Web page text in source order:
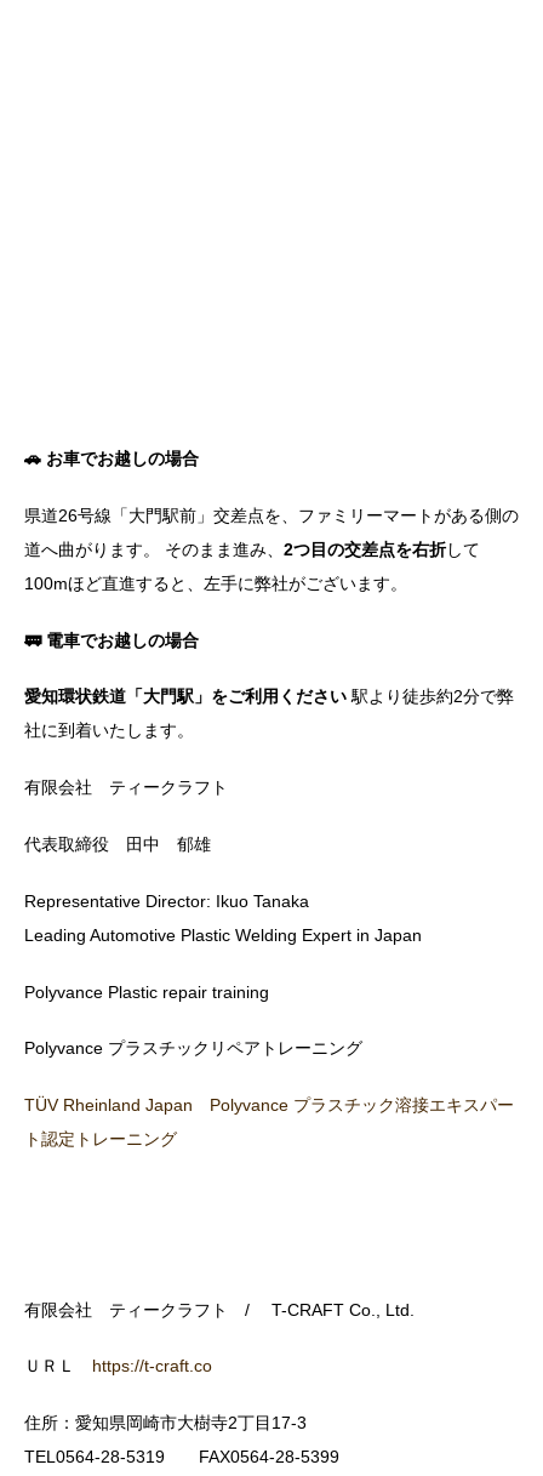
🚗 お車でお越しの場合
県道26号線「大門駅前」交差点を、ファミリーマートがある側の
道へ曲がります。 そのまま進み、 2つ目の交差点を右折して
100mほど直進すると、左手に弊社がございます。
🚃 電車でお越しの場合
愛知環状鉄道「大門駅」をご利用ください駅より徒歩約2分で弊
社に到着いたします。
有限会社 ティークラフト
代表取締役 田中 郁雄
Representative Director: Ikuo Tanaka
Leading Automotive Plastic Welding Expert in Japan
Polyvance Plastic repair training
Polyvance プラスチックリペアトレーニング
TÜV Rheinland Japan Polyvance プラスチック溶接エキスパー
ト認定トレーニング
有限会社 ティークラフト / T-CRAFT Co., Ltd.
ＵＲＬ https://t-craft.co
住所：愛知県岡崎市大樹寺2丁目17-3
TEL0564-28-5319 FAX0564-28-5399